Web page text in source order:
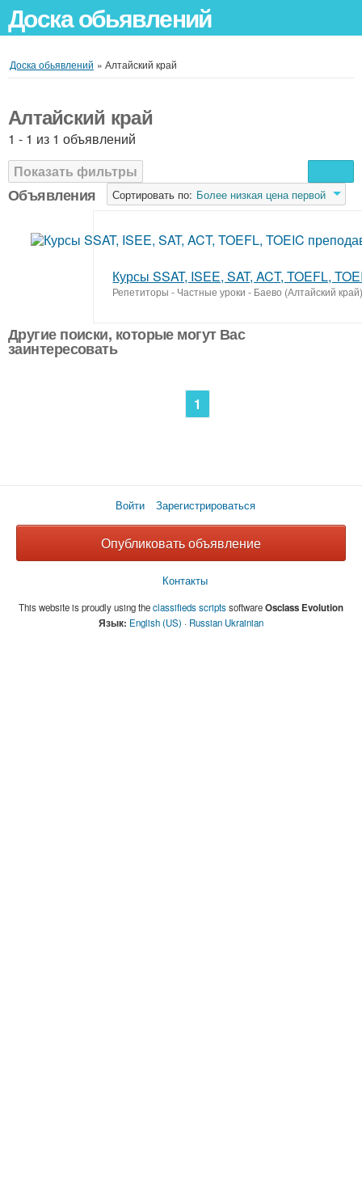
Доска обьявлений
Доска обьявлений » Алтайский край
Алтайский край
1 - 1 из 1 объявлений
Показать фильтры
Сортировать по: Более низкая цена первой
Объявления
Курсы SSAT, ISEE, SAT, ACT, TOEFL,
Репетиторы - Частные уроки - Баево (Алтайский
Другие поиски, которые могут Вас
заинтересовать
1
Войти Зарегистрироваться
Опубликовать объявление
Контакты
This website is proudly using theclassifieds scriptssoftwareOsclass Evolution
Язык: English (US) · Russian Ukrainian